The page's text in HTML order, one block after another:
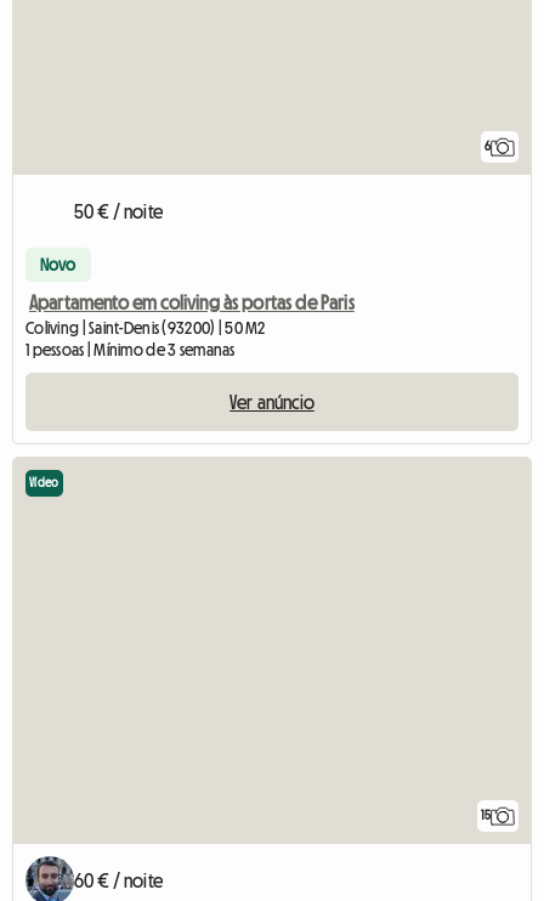
6
50 € / noite
Novo
Apartamento em coliving às portas de Paris
Coliving | Saint-Denis (93200) | 50 M2
1 pessoas | Mínimo de 3 semanas
Ver anúncio
15
Vídeo
60 € / noite